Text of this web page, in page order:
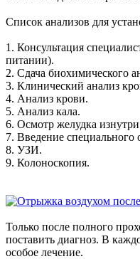
Список анализов для
1. Консультация
питании).
2. Сдача биохимического
3. Клинический анализ
4. Анализ крови.
5. Анализ кала.
6. Осмотр желудка
7. Введение
8. УЗИ.
9. Колоноскопия.
Только после полного
поставить диагноз. В
особое лечение.